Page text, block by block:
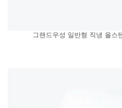
그랜드우성 일반형 직냉 올스